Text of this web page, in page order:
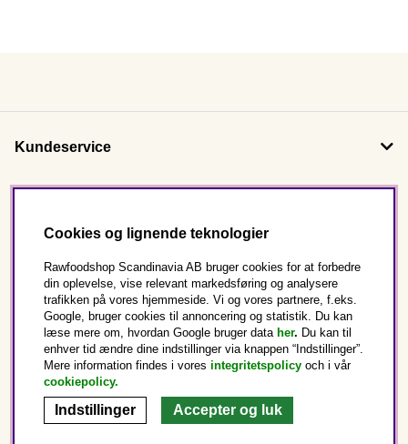
Kundeservice
Dette er Rawfoodshop
Danmark
Cookies og lignende teknologier
Rawfoodshop Scandinavia AB bruger cookies for at forbedre
din oplevelse, vise relevant markedsføring og analysere
trafikken på vores hjemmeside. Vi og vores partnere, f.eks.
Google, bruger cookies til annoncering og statistik. Du kan
læse mere om, hvordan Google bruger data her. Du kan til
enhver tid ændre dine indstillinger via knappen “Indstillinger”.
Mere information findes i vores integritetspolicy och i vår
cookiepolicy.
Indstillinger Accepter og luk